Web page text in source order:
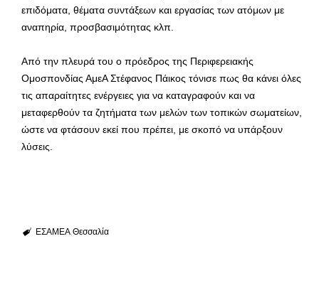
επιδόματα, θέματα συντάξεων και εργασίας των ατόμων με
αναπηρία, προσβασιμότητας κλπ.
Από την πλευρά του ο πρόεδρος της Περιφερειακής
Ομοσπονδίας ΑμεΑ Στέφανος Πάικος τόνισε πως θα κάνει όλες
τις απαραίτητες ενέργειες για να καταγραφούν και να
μεταφερθούν τα ζητήματα των μελών των τοπικών σωματείων,
ώστε να φτάσουν εκεί που πρέπει, με σκοπό να υπάρξουν
λύσεις.
ΕΣΑΜΕΑ Θεσσαλία